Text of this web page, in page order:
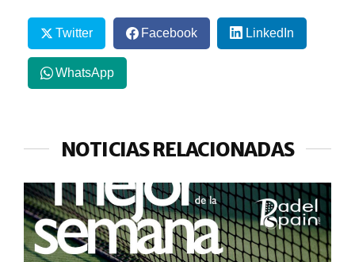
Twitter Facebook LinkedIn
WhatsApp
NOTICIAS RELACIONADAS